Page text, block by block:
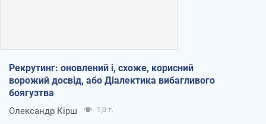
Рекрутинг: оновлений і, схоже, корисний
ворожий досвід, або Діалектика вибагливого
боягузтва
Олександр Кірш 1,0 т.